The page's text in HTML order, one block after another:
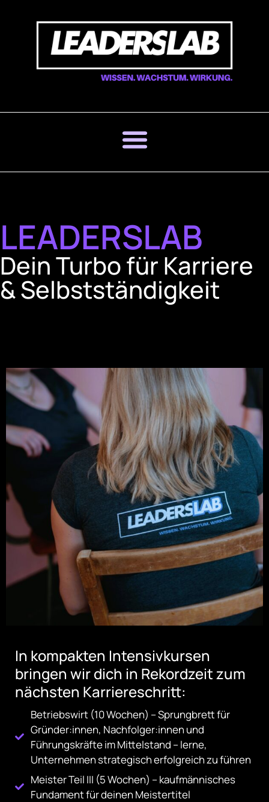
LEADERSLAB
Dein Turbo für Karriere
& Selbstständigkeit
In kompakten Intensivkursen
bringen wir dich in Rekordzeit zum
nächsten Karriereschritt:
Betriebswirt (10 Wochen) – Sprungbrett für
Gründer:innen, Nachfolger:innen und
Führungskräfte im Mittelstand – lerne,
Unternehmen strategisch erfolgreich zu führen
Meister Teil III (5 Wochen) – kaufmännisches
Fundament für deinen Meistertitel